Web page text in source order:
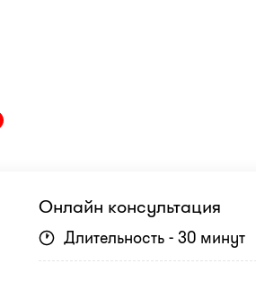
Онлайн консультация
Длительность - 30 минут